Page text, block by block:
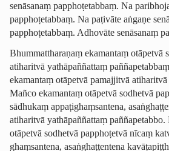
senāsanaṃ papphoṭetabbaṃ. Na
papphoṭetabbaṃ. Na paṭivāte aṅgaṇe
papphoṭetabbaṃ. Adhovāte senāsanaṃ
Bhummat­tha­raṇaṃ ekamantaṃ otāpetvā
atiharitvā yathāpaññattaṃ
ekamantaṃ otāpetvā pamajjitvā
Mañco ekamantaṃ otāpetvā sodhetvā
sādhukaṃ appaṭi­ghaṃ­san­tena,
atiharitvā yathāpaññattaṃ paññapetabbo.
otāpetvā sodhetvā papphoṭetvā nīcaṃ
ghaṃ­san­tena, asaṅghaṭ­ṭentena